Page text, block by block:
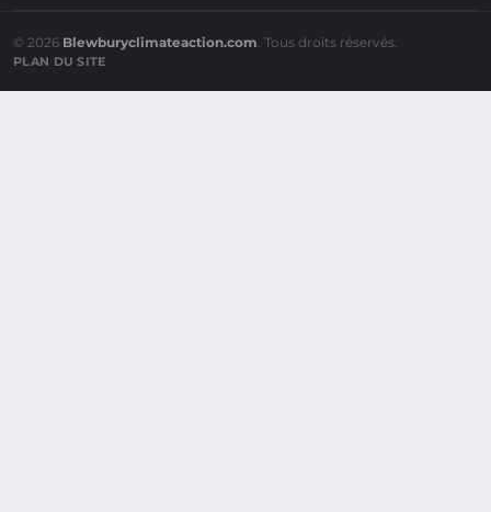
© 2026 Blewburyclimateaction.com. Tous droits réservés.
PLAN DU SITE